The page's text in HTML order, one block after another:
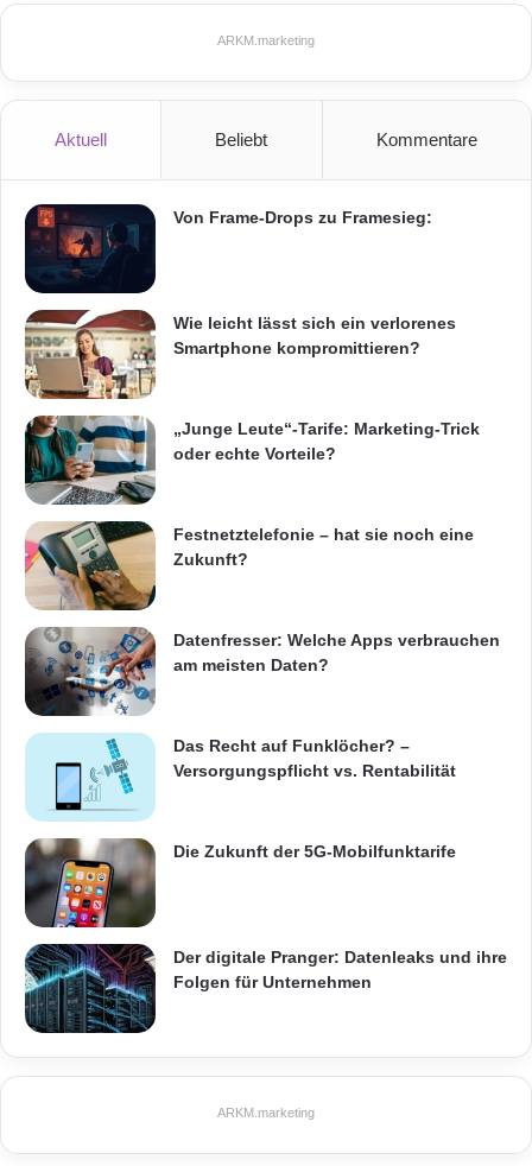
ARKM.marketing
Aktuell Beliebt Kommentare
Von Frame-Drops zu Framesieg:
Wie leicht lässt sich ein verlorenes
Smartphone kompromittieren?
„Junge Leute“-Tarife: Marketing-Trick
oder echte Vorteile?
Festnetztelefonie – hat sie noch eine
Zukunft?
Datenfresser: Welche Apps verbrauchen
am meisten Daten?
Das Recht auf Funklöcher? –
Versorgungspflicht vs. Rentabilität
Die Zukunft der 5G-Mobilfunktarife
Der digitale Pranger: Datenleaks und ihre
Folgen für Unternehmen
ARKM.marketing